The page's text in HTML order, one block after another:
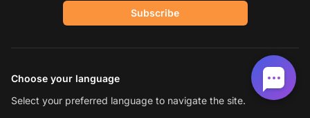
Subscribe
Choose your language
Select your preferred language to navigate the site.